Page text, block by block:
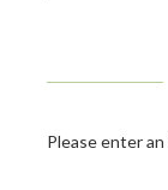
Please enter